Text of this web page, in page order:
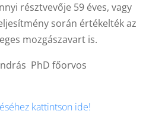
résztvevője 59 éves, vagy
során értékelték az
mozgászavart is.
PhD főorvos
kattintson ide!